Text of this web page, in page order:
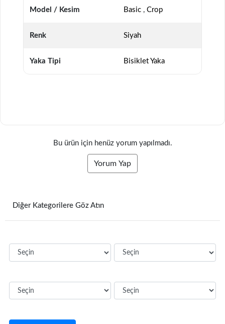
Model / Kesim Basic , Crop
Renk Siyah
Yaka Tipi Bisiklet Yaka
Bu ürün için henüz yorum yapılmadı.
Yorum Yap
Diğer Kategorilere Göz Atın